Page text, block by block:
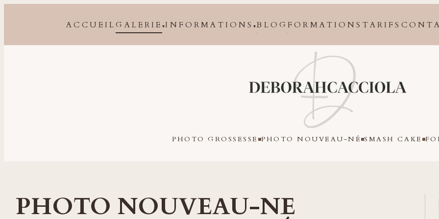
ACCUEILGALERIE▾INFORMATIONS▾BLOGFORMATIONS TARIFS
PHOTO GROSSESSE PHOTO NOUVEAU-NÉ SMASH CAKE
PHOTO NOUVEAU-NE